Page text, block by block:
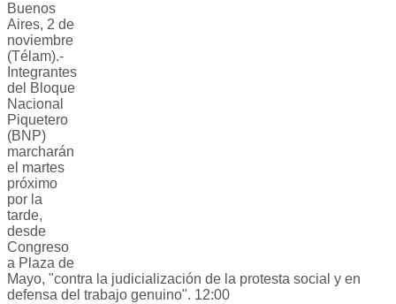
Buenos
Aires, 2 de
noviembre
(Télam).-
Integrantes
del Bloque
Nacional
Piquetero
(BNP)
marcharán
el martes
próximo
por la
tarde,
desde
Congreso
a Plaza de
Mayo, "contra la judicialización de la protesta social y en
defensa del trabajo genuino". 12:00